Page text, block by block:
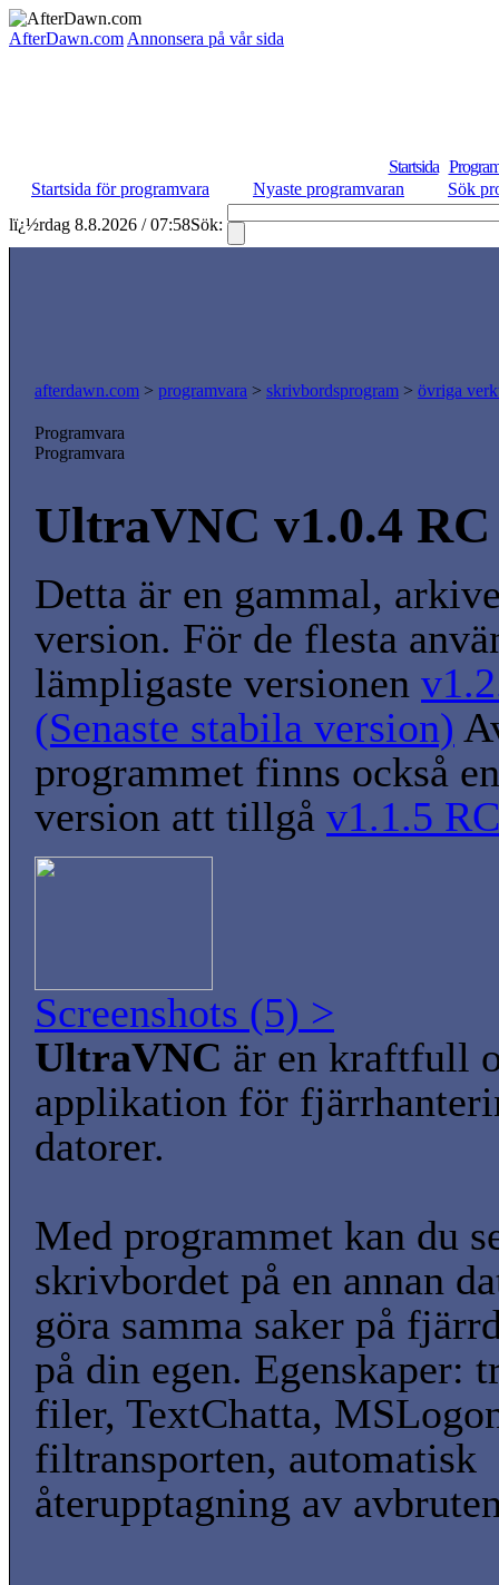
AfterDawn.com Annonsera på vår sida
Startsida
Startsida för programvara
Nyaste programvaran
Sök
lï¿½rdag 8.8.2026 / 07:58Sök:
afterdawn.com > programvara > skrivbordsprogram > övriga
Programvara
Programvara
UltraVNC v1.0.4 RC
Detta är en gammal,
version. För de flesta
lämpligaste versionen
(Senaste stabila version)
programmet finns också
version att tillgå v1.1.5 RC
Screenshots (5) >
UltraVNC är en kraftfull
applikation för
datorer.
Med programmet kan du
skrivbordet på en annan
göra samma saker på
på din egen. Egenskaper:
filer, TextChatta,
filtransporten, automatisk
återupptagning av